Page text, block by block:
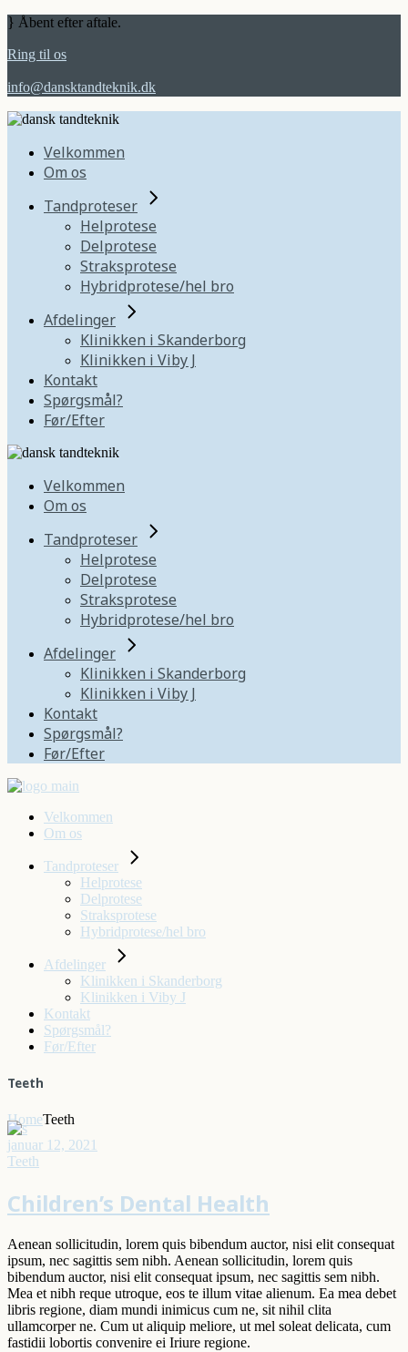
Åbent efter aftale.
Ring til os
info@dansktandteknik.dk
Velkommen
Om os
Tandproteser
Helprotese
Delprotese
Straksprotese
Hybridprotese/hel bro
Afdelinger
Klinikken i Skanderborg
Klinikken i Viby J
Kontakt
Spørgsmål?
Før/Efter
Velkommen
Om os
Tandproteser
Helprotese
Delprotese
Straksprotese
Hybridprotese/hel bro
Afdelinger
Klinikken i Skanderborg
Klinikken i Viby J
Kontakt
Spørgsmål?
Før/Efter
Velkommen
Om os
Tandproteser
Helprotese
Delprotese
Straksprotese
Hybridprotese/hel bro
Afdelinger
Klinikken i Skanderborg
Klinikken i Viby J
Kontakt
Spørgsmål?
Før/Efter
Teeth
HomeTeeth
januar 12, 2021
Teeth
Children’s Dental Health
Aenean sollicitudin, lorem quis bibendum auctor, nisi elit consequat
ipsum, nec sagittis sem nibh. Aenean sollicitudin, lorem quis
bibendum auctor, nisi elit consequat ipsum, nec sagittis sem nibh.
Mea et nibh reque utroque, eos te illum vitae alienum. Ea mea debet
libris regione, diam mundi inimicus cum ne, sit nihil clita
ullamcorper ne. Cum ut aliquip meliore, ut mel soleat delicata, cum
fastidii lobortis convenire ei Iriure regione.